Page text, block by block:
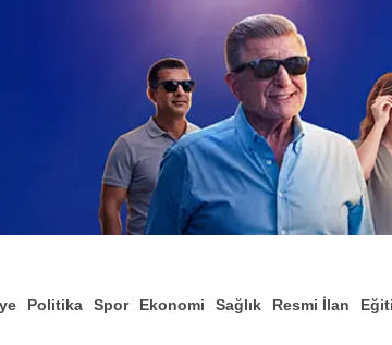
Politika Spor Ekonomi Sağlık Resmi İlan